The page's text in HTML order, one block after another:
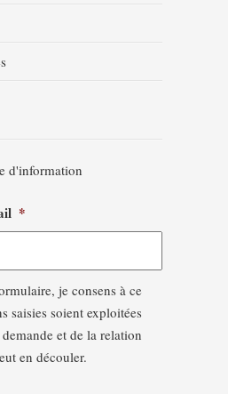
d'information
*
je consens à ce
saisies soient exploitées
et de la relation
en découler.